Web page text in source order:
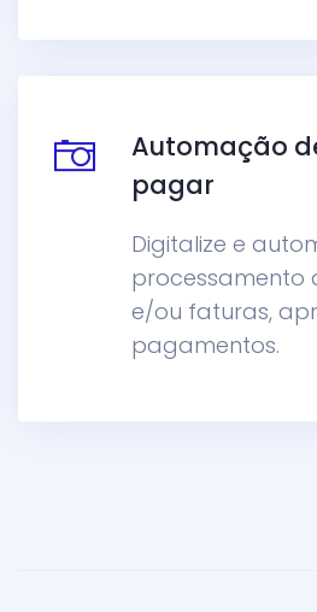
Automação
pagar
Digitalize e
processamento
e/ou faturas,
pagamentos.